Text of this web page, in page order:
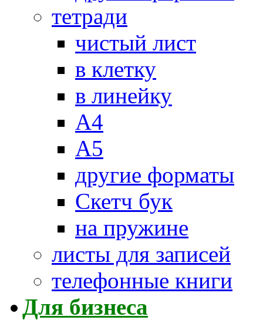
тетради
чистый лист
в клетку
в линейку
А4
А5
другие форматы
Скетч бук
на пружине
листы для записей
телефонные книги
Для бизнеса